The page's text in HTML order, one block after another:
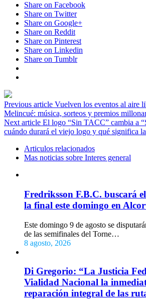
Share on Facebook
Share on Twitter
Share on Google+
Share on Reddit
Share on Pinterest
Share on Linkedin
Share on Tumblr
Previous article Vuelven los eventos al aire
Melincué: música, sorteos y premios
Next article El logo “Sin TACC” cambia a
cuándo durará el viejo logo y qué significa
Articulos relacionados
Mas noticias sobre Interes general
Fredriksson F.B.C. buscará
la final este domingo en
Este domingo 9 de agosto se
de las semifinales del Torne…
8 agosto, 2026
Di Gregorio: “La Justicia
Vialidad Nacional la
reparación integral de las